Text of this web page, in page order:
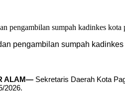
pengambilan sumpah
ALAM— Sekretaris Daerah Kota
2026.